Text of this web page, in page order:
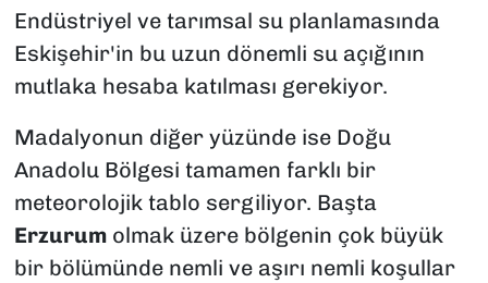
Endüstriyel ve tarımsal su planlamasında
Eskişehir'in bu uzun dönemli su açığının
mutlaka hesaba katılması gerekiyor.
Madalyonun diğer yüzünde ise Doğu
Anadolu Bölgesi tamamen farklı bir
meteorolojik tablo sergiliyor. Başta
Erzurumolmak üzere bölgenin çok büyük
bir bölümünde nemli ve aşırı nemli koşullar